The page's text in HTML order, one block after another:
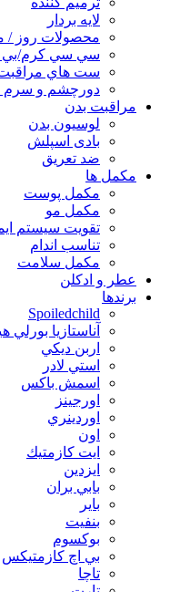
لايه بردار
محصولات روز
سي سي كرم/بي
ست هاي
دورچشم و سرم
مراقبت بدن
لوسیون بدن
بادی اسپلش
ضد تعریق
مكمل ها
مکمل پوست
مکمل مو
تقویت سیستم
تناسب اندام
مکمل سلامت
عطر و ادکلن
برندها
Spoiledchild
آناستازيا بورلي
اربن ديكي
استي لادر
اسمش باكس
اورجينز
اوردينري
اون
ايت كازمتيك
ايزدين
بابي بران
بایر
بنفيت
بوكسوم
بي اچ كازمتيكس
تاچا